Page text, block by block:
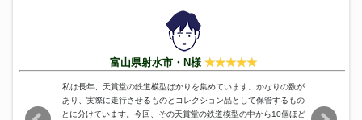
ディズニー 22184
HOゲージ 蒸気機関車 C51 247
JRF EF500
OJゲージ EF58電気機関車 青大
151,800円
富山県射水市・N様
私は長年、天賞堂の鉄道模型ばかりを集めています。かなりの数が
あり、実際に走行させるものとコレクション品として保管するもの
とに分けています。今回、その天賞堂の鉄道模型の中から10個ほど